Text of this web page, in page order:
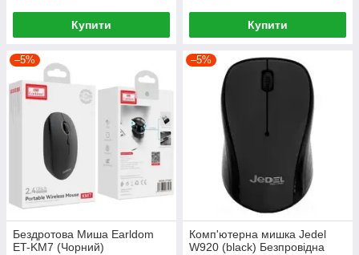
Купити Купити
–5%
Бездротова Миша Earldom
ET-KM7 (Чорний)
–5%
Комп'ютерна мишка Jedel
W920 (black) Безпровідна